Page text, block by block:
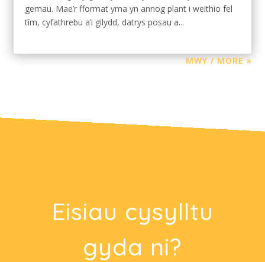
gemau. Mae’r fformat yma yn annog plant i weithio fel
tîm, cyfathrebu a’i gilydd, datrys posau a...
MWY / MORE »
Eisiau cysylltu
gyda ni?